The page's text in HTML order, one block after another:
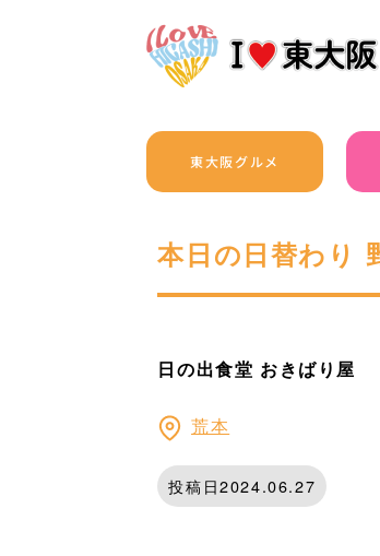
東大阪グルメ
本日の日替わり
日の出食堂 おきばり屋
荒本
投稿日2024.06.27